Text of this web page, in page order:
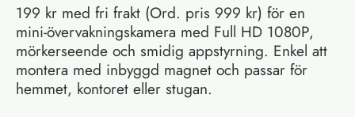
199 kr med fri frakt (Ord. pris 999 kr) för en
mini-övervakningskamera med Full HD 1080P,
mörkerseende och smidig appstyrning. Enkel att
montera med inbyggd magnet och passar för
hemmet, kontoret eller stugan.